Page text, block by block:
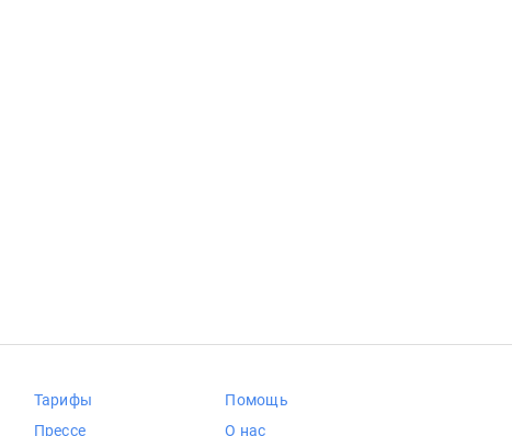
Тарифы
Прессе
Помощь
О нас